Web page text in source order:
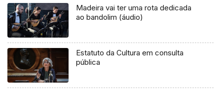
Madeira vai ter uma rota dedicada
ao bandolim (áudio)
Estatuto da Cultura em consulta
pública